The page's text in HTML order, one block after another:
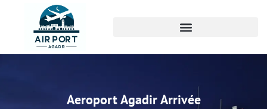
Aeroport Agadir Arrivée